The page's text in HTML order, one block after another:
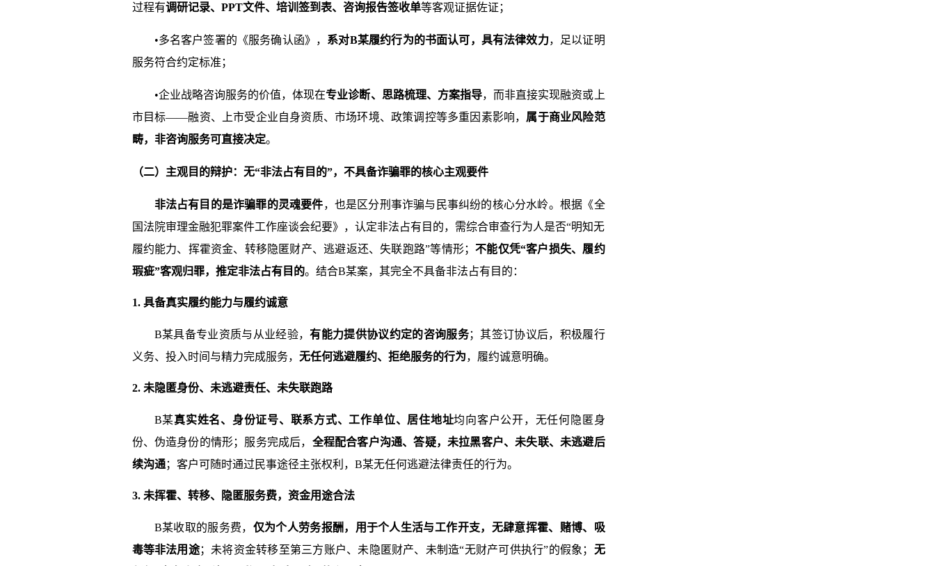
过程有调研记录、PPT文件、培训签到表、咨询报告签收单等客观证据佐证；
•多名客户签署的《服务确认函》， 系对B某履约行为的书面认可，具有法律效力，足以证明
服务符合约定标准；
•企业战略咨询服务的价值，体现在专业诊断、思路梳理、方案指导，而非直接实现融资或上
市目标——融资、上市受企业自身资质、市场环境、政策调控等多重因素影响， 属于商业风险范
畴，非咨询服务可直接决定。
（二）主观目的辩护：无“非法占有目的”，不具备诈骗罪的核心主观要件
非法占有目的是诈骗罪的灵魂要件，也是区分刑事诈骗与民事纠纷的核心分水岭。根据《全
国法院审理金融犯罪案件工作座谈会纪要》，认定非法占有目的，需综合审查行为人是否“明知无
履约能力、挥霍资金、转移隐匿财产、逃避返还、失联跑路”等情形； 不能仅凭“客户损失、履约
瑕疵”客观归罪，推定非法占有目的。结合B某案，其完全不具备非法占有目的：
1. 具备真实履约能力与履约诚意
B某具备专业资质与从业经验，有能力提供协议约定的咨询服务；其签订协议后，积极履行
义务、投入时间与精力完成服务， 无任何逃避履约、拒绝服务的行为，履约诚意明确。
2. 未隐匿身份、未逃避责任、未失联跑路
B某真实姓名、身份证号、联系方式、工作单位、居住地址均向客户公开，无任何隐匿身
份、伪造身份的情形；服务完成后， 全程配合客户沟通、答疑，未拉黑客户、未失联、未逃避后
续沟通；客户可随时通过民事途径主张权利，B某无任何逃避法律责任的行为。
3. 未挥霍、转移、隐匿服务费，资金用途合法
B某收取的服务费， 仅为个人劳务报酬，用于个人生活与工作开支，无肆意挥霍、赌博、吸
毒等非法用途；未将资金转移至第三方账户、未隐匿财产、未制造“无财产可供执行”的假象； 无